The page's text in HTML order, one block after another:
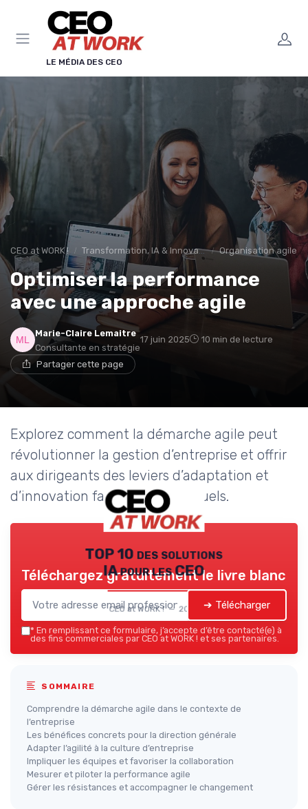
LE MÉDIA DES CEO
CEO at WORK ! Transformation, IA & Innovation Organisation agile &
Optimiser la performance
avec une approche agile
Marie-Claire Lemaitre
Consultante en stratégie
17 juin 2025 10 min de lecture
Partager cette page
Explorez comment la démarche agile peut
révolutionner la gestion d’entreprise et offrir
aux dirigeants des leviers d’adaptation et
d’innovation face aux défis actuels.
TOP 10 des solutions
IA pour les CEO
CEO at WORK ! — 2026
Téléchargez gratuitement le livre blanc
➔ Télécharger
* En remplissant ce formulaire, j’accepte d’être contacté(e) à
des fins commerciales par CEO at WORK ! et ses partenaires.
SOMMAIRE
Comprendre la démarche agile dans le contexte de
l’entreprise
Les bénéfices concrets pour la direction générale
Adapter l’agilité à la culture d’entreprise
Impliquer les équipes et favoriser la collaboration
Mesurer et piloter la performance agile
Gérer les résistances et accompagner le changement
Panneau de gestion des cookies